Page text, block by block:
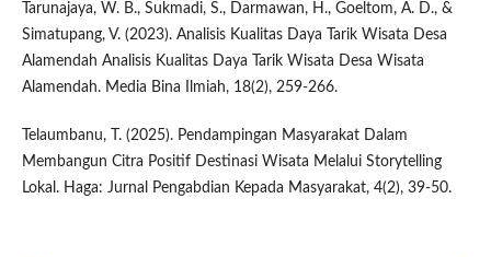
Tarunajaya, W. B., Sukmadi, S., Darmawan, H., Goeltom, A. D., &
Simatupang, V. (2023). Analisis Kualitas Daya Tarik Wisata Desa
Alamendah Analisis Kualitas Daya Tarik Wisata Desa Wisata
Alamendah. Media Bina Ilmiah, 18(2), 259-266.
Telaumbanu, T. (2025). Pendampingan Masyarakat Dalam
Membangun Citra Positif Destinasi Wisata Melalui Storytelling
Lokal. Haga: Jurnal Pengabdian Kepada Masyarakat, 4(2), 39-50.